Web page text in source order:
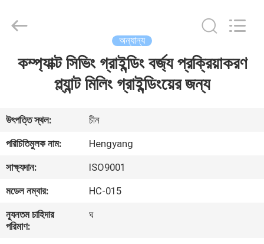
বাড়ি
আমাদের
সম্পর্কে
কারখানা
ভ্রমণ
Industrial
Reserved.
অন্যান্য
কম্প্যাক্ট সিভিং গ্রাইন্ডিং বর্জ্য প্রক্রিয়াকরণ
প্ল্যান্ট মিলিং গ্রাইন্ডিংয়ের জন্য
উৎপত্তি স্থল:
চীন
পরিচিতিমুলক নাম:
Hengyang
সাক্ষ্যদান:
ISO9001
মডেল নম্বার:
HC-015
ন্যূনতম চাহিদার
পরিমাণ:
ঘ